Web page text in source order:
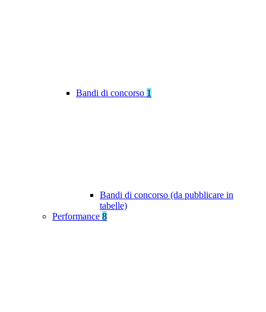
Bandi di concorso 1
Bandi di concorso (da pubblicare in
tabelle)
Performance 8